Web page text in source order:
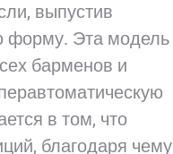
выпустив
форму. Эта модель
барменов и
в том, что
благодаря чему